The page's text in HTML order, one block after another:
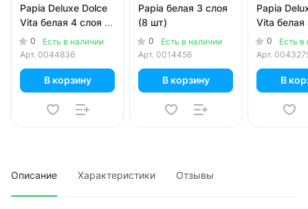
Papia Deluxe Dolce
Vita белая 4 слоя (4
шт)
0
Есть в наличии
Арт. 0044836
В корзину
Papia белая 3 слоя
(8 шт)
0
Есть в наличии
Арт. 0014456
В корзину
Papia
Vita белая
шт)
0
Есть в
Арт.
В
Описание Характеристики Отзывы